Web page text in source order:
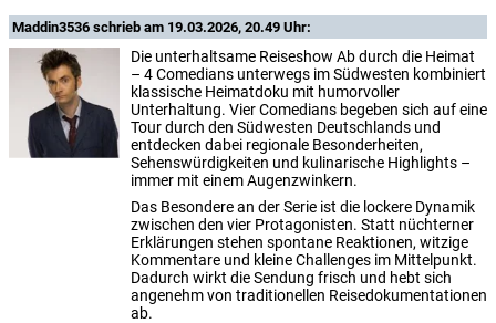
Maddin3536 schrieb am 19.03.2026, 20.49 Uhr:
Die unterhaltsame Reiseshow Ab durch die Heimat
– 4 Comedians unterwegs im Südwesten kombiniert
klassische Heimatdoku mit humorvoller
Unterhaltung. Vier Comedians begeben sich auf eine
Tour durch den Südwesten Deutschlands und
entdecken dabei regionale Besonderheiten,
Sehenswürdigkeiten und kulinarische Highlights –
immer mit einem Augenzwinkern.
Das Besondere an der Serie ist die lockere Dynamik
zwischen den vier Protagonisten. Statt nüchterner
Erklärungen stehen spontane Reaktionen, witzige
Kommentare und kleine Challenges im Mittelpunkt.
Dadurch wirkt die Sendung frisch und hebt sich
angenehm von traditionellen Reisedokumentationen
ab.